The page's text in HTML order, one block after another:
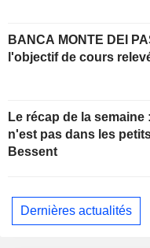
BANCA MONTE DEI
l'objectif de cours
Le récap de la semaine
n'est pas dans les
Bessent
Dernières actualités